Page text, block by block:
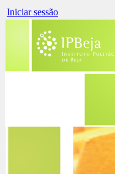
Iniciar sessão